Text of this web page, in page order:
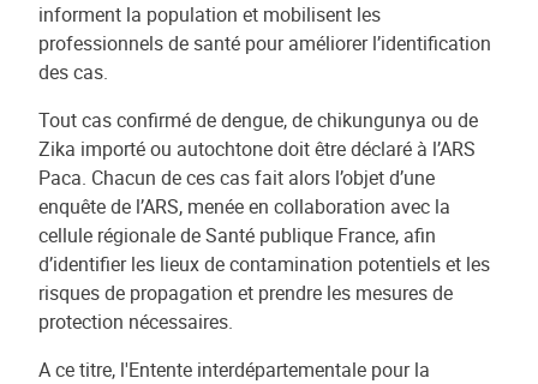
informent la population et mobilisent les
professionnels de santé pour améliorer l’identification
des cas.
Tout cas confirmé de dengue, de chikungunya ou de
Zika importé ou autochtone doit être déclaré à l’ARS
Paca. Chacun de ces cas fait alors l’objet d’une
enquête de l’ARS, menée en collaboration avec la
cellule régionale de Santé publique France, afin
d’identifier les lieux de contamination potentiels et les
risques de propagation et prendre les mesures de
protection nécessaires.
A ce titre, l'Entente interdépartementale pour la